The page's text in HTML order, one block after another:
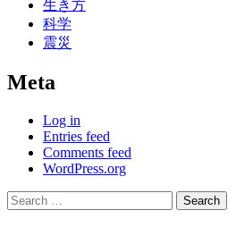
生き方
科学
震災
Meta
Log in
Entries feed
Comments feed
WordPress.org
Search
for: